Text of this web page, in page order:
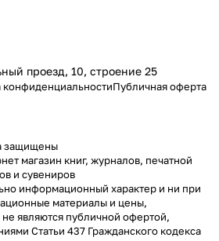
проезд, 10, строение 25
конфиденциальностиПубличная оферта
защищены
магазин книг, журналов, печатной
и сувениров
информационный характер и ни при
материалы и цены,
являются публичной офертой,
Статьи 437 Гражданского кодекса